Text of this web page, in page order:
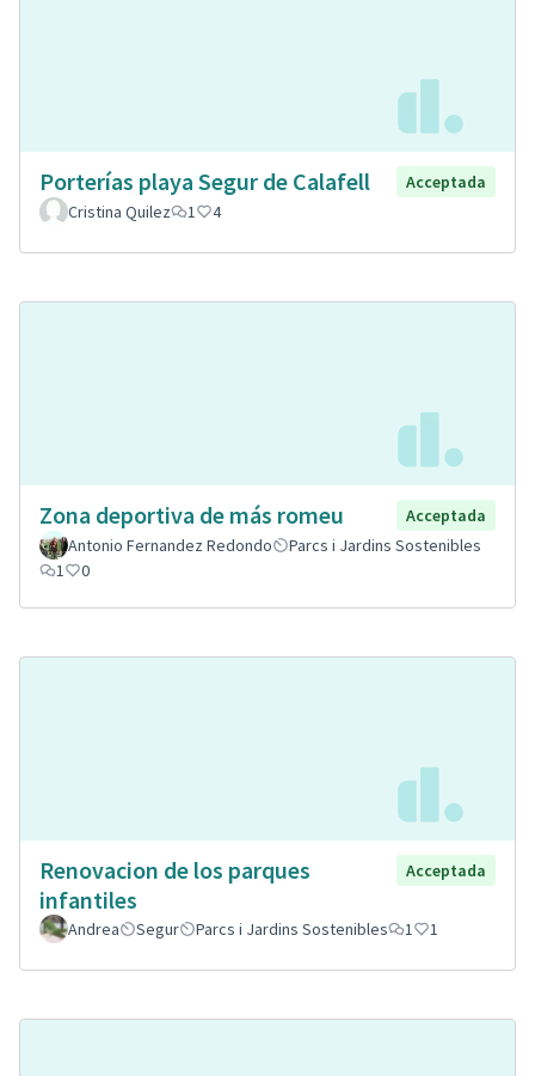
Porterías playa Segur de Calafell
Acceptada
Cristina Quilez
1 4
Zona deportiva de más romeu
Acceptada
Antonio Fernandez Redondo
Parcs i Jardins Sostenibles
1
0
Renovacion de los parques
infantiles
Acceptada
Andrea Segur Parcs i Jardins Sostenibles 1 1